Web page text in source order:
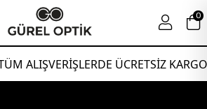
ÜCRETSİZ KARGO!
0